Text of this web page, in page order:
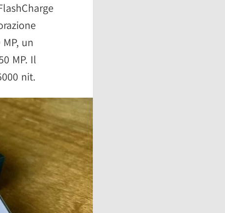
un
MP. Il
nit.